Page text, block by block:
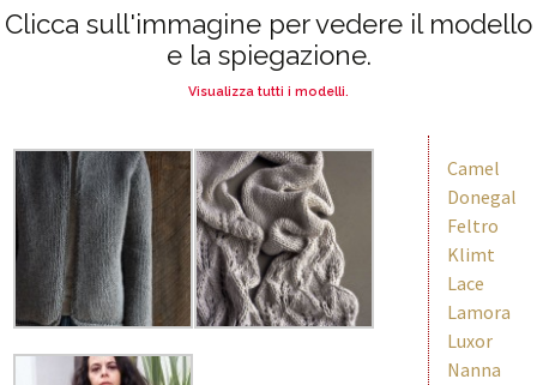
Clicca sull'immagine per vedere il modello
e la spiegazione.
Visualizza tutti i modelli.
Camel
Donegal
Feltro
Klimt
Lace
Lamora
Luxor
Nanna